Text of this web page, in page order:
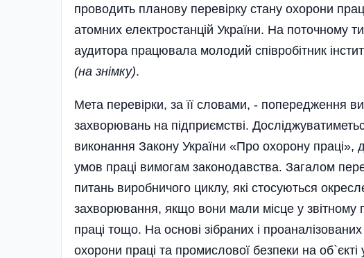
проводить планову пере­вірку стану охорони
атом­них еле­к­т­ростанцій України. На поточному
аудитора працювала молодий співробітник
(на знімку).
Мета перевірки, за її словами, - попе­редження
зах­ворювань на підприєм­стві.
виконання Закону Ук­раїни «Про охорону пра­ці»,
умов пра­ці вимогам законодавст­ва. За­галом
питань виробничого циклу, які стосуються
захво­рювання, якщо вони мали місце у звіт­ному
праці тощо. На основі зібраних і
охорони праці та про­мислової безпеки на